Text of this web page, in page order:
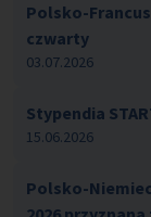
Polsko-
czwarty
03.07.2026
Stypendia
15.06.2026
Polsko-